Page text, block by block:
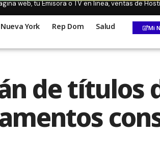
web, tu Emisora o TV en linea, ventas de
Nueva York Rep Dom Salud Mi
de títulos